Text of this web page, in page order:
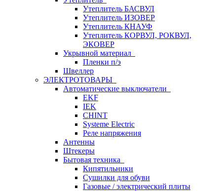
Утеплитель БАСВУЛ
Утеплитель ИЗОВЕР
Утеплитель КНАУФ
Утеплитель КОРВУЛ, РОКВУЛ,
ЭКОВЕР
Укрывной материал
Пленки п/э
Швеллер
ЭЛЕКТРОТОВАРЫ
Автоматические выключатели
EKF
IEK
CHINT
Systeme Electric
Реле напряжения
Антенны
Штекеры
Бытовая техника
Кипятильники
Сушилки для обуви
Газовые / электрический плиты